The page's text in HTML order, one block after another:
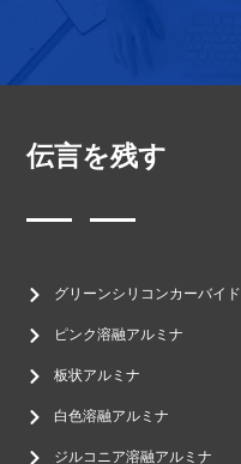
伝言を残す
グリーンシリコンカーバイド
ピンク溶融アルミナ
板状アルミナ
白色溶融アルミナ
ジルコニア溶融アルミナ